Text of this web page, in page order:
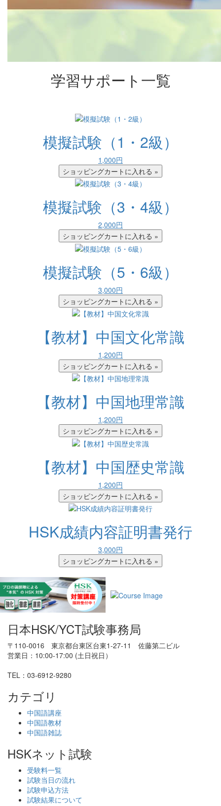
学習サポート一覧
模擬試験（1・2級）
1,000円
模擬試験（3・4級）
2,000円
模擬試験（5・6級）
3,000円
【教材】中国文化常識
1,200円
【教材】中国地理常識
1,200円
【教材】中国歴史常識
1,200円
HSK成績内容証明書発行
3,000円
日本HSK/YCT試験事務局
〒110-0016 東京都台東区台東1-27-11 佐藤第二ビル
営業日：10:00-17:00 (土日祝日）
TEL：03-6912-9280
カテゴリ
中国語講座
中国語教材
中国語雑誌
HSKネット試験
受験料一覧
試験当日の流れ
試験申込方法
試験結果について